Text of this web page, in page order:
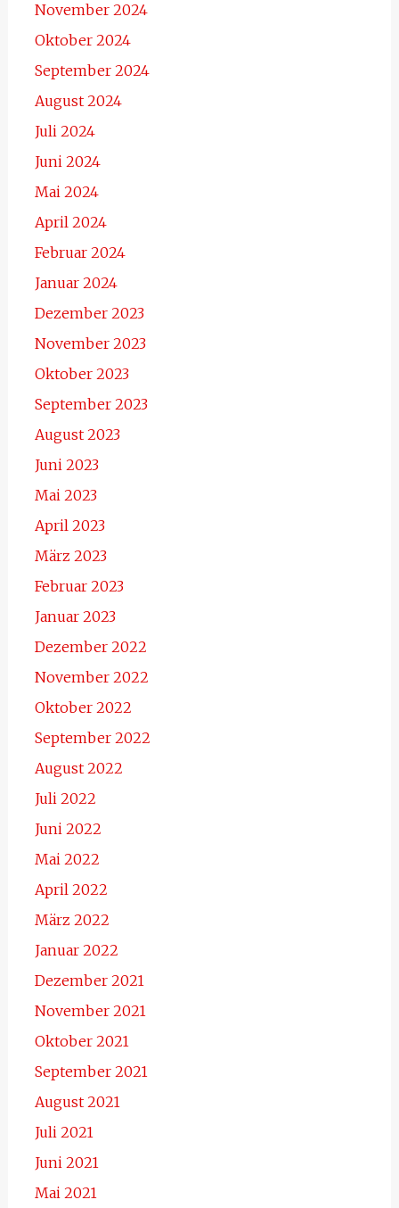
November 2024
Oktober 2024
September 2024
August 2024
Juli 2024
Juni 2024
Mai 2024
April 2024
Februar 2024
Januar 2024
Dezember 2023
November 2023
Oktober 2023
September 2023
August 2023
Juni 2023
Mai 2023
April 2023
März 2023
Februar 2023
Januar 2023
Dezember 2022
November 2022
Oktober 2022
September 2022
August 2022
Juli 2022
Juni 2022
Mai 2022
April 2022
März 2022
Januar 2022
Dezember 2021
November 2021
Oktober 2021
September 2021
August 2021
Juli 2021
Juni 2021
Mai 2021